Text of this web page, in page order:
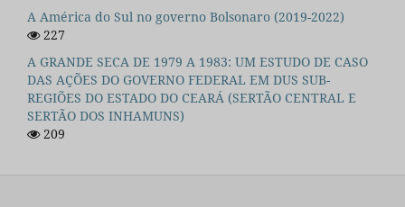
A América do Sul no governo Bolsonaro (2019-2022)
227
A GRANDE SECA DE 1979 A 1983: UM ESTUDO DE CASO
DAS AÇÕES DO GOVERNO FEDERAL EM DUS SUB-
REGIÕES DO ESTADO DO CEARÁ (SERTÃO CENTRAL E
SERTÃO DOS INHAMUNS)
209